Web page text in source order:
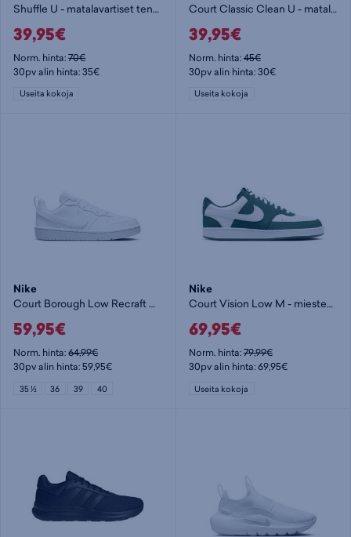
Shuffle U - matalavartiset tennarit
39,95€
Norm. hinta:70€
30pv alin hinta: 35€
Useita kokoja
Court Classic Clean U - matalavartiset tennarit
39,95€
Norm. hinta:45€
30pv alin hinta: 30€
Useita kokoja
Nike
Court Borough Low Recraft GS Jr - lasten matalavartiset tennarit
59,95€
Norm. hinta:64,99€
30pv alin hinta: 59,95€
35 ½ 36 39 40
Nike
Court Vision Low M - miesten matalavartiset tennarit
69,95€
Norm. hinta:79,99€
30pv alin hinta: 69,95€
Useita kokoja